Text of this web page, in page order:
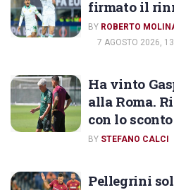
firmato il
BY ROBERTO
7 AGOSTO 2026,
Ha vinto
alla Roma.
con lo sconto
BY STEFANO CALCI
Pellegrini